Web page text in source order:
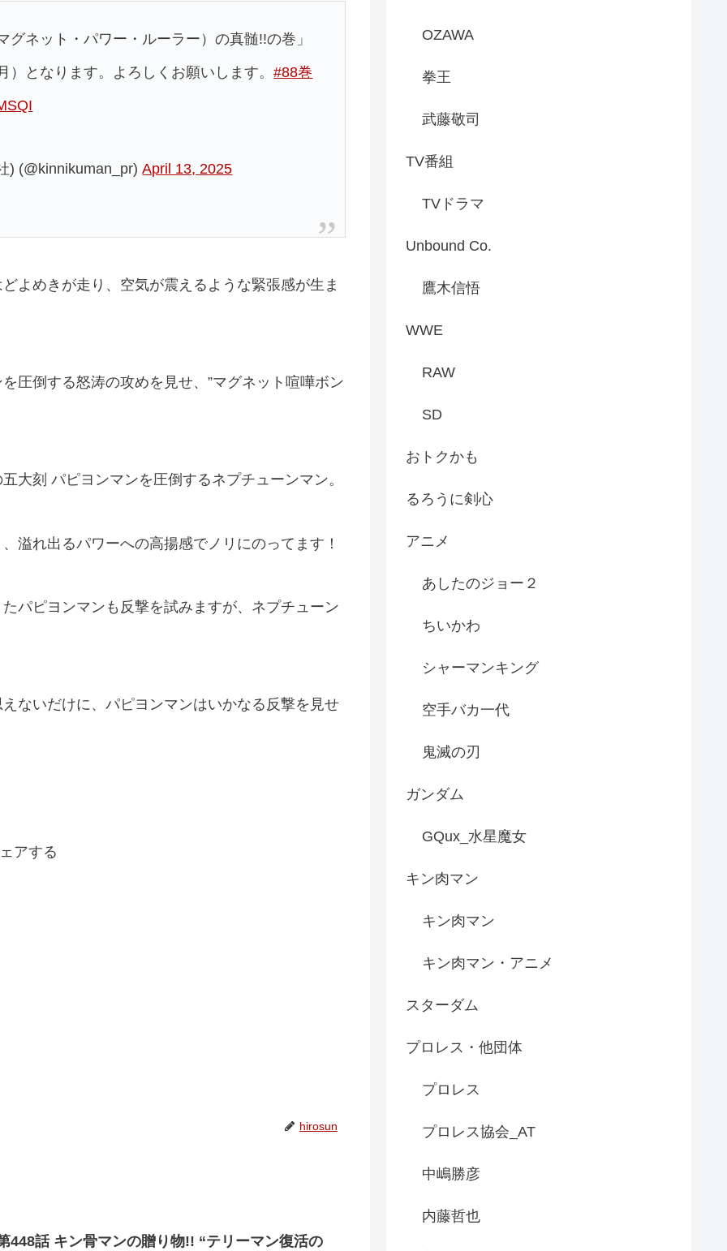
ネット・パワー・ルーラー）の真髄!!の巻」
）となります。よろしくお願いします。#88巻
) (@kinnikuman_pr)April 13, 2025
よめきが走り、空気が震えるような緊張感が生ま
圧倒する怒涛の攻めを見せ、”マグネット喧嘩ボン
大刻 パピヨンマンを圧倒するネプチューンマン。
溢れ出るパワーへの高揚感でノリにのってます！
パピヨンマンも反撃を試みますが、ネプチューン
ないだけに、パピヨンマンはいかなる反撃を見せ
アする
hirosun
448話 キン骨マンの贈り物!! “テリーマン復活の
OZAWA
拳王
武藤敬司
TV番組
TVドラマ
Unbound Co.
鷹木信悟
WWE
RAW
SD
おトクかも
るろうに剣心
アニメ
あしたのジョー２
ちいかわ
シャーマンキング
空手バカ一代
鬼滅の刃
ガンダム
GQux_水星魔女
キン肉マン
キン肉マン
キン肉マン・アニメ
スターダム
プロレス・他団体
プロレス
プロレス協会_AT
中嶋勝彦
内藤哲也